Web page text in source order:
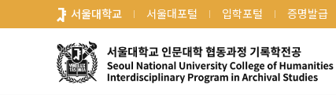
로
서울대학교 서울대포털 입학포털 증명발급